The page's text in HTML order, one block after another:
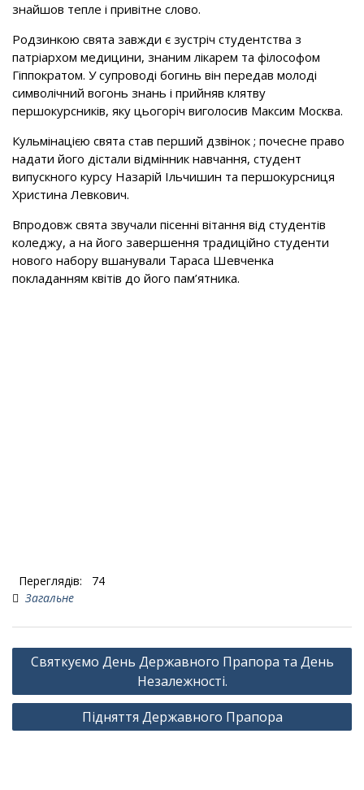
знайшов тепле і привітне слово.
Родзинкою свята завжди є зустріч студентства з
патріархом медицини, знаним лікарем та філософом
Гіппократом. У супроводі богинь він передав молоді
символічний вогонь знань і прийняв клятву
першокурсників, яку цьогоріч виголосив Максим Москва.
Кульмінацією свята став перший дзвінок ; почесне право
надати його дістали відмінник навчання, студент
випускного курсу Назарій Ільчишин та першокурсниця
Христина Левкович.
Впродовж свята звучали пісенні вітання від студентів
коледжу, а на його завершення традиційно студенти
нового набору вшанували Тараса Шевченка
покладанням квітів до його пам’ятника.
Переглядів:
74
Загальне
Навігація
Святкуємо День Державного Прапора та День
Незалежності.
Підняття Державного Прапора